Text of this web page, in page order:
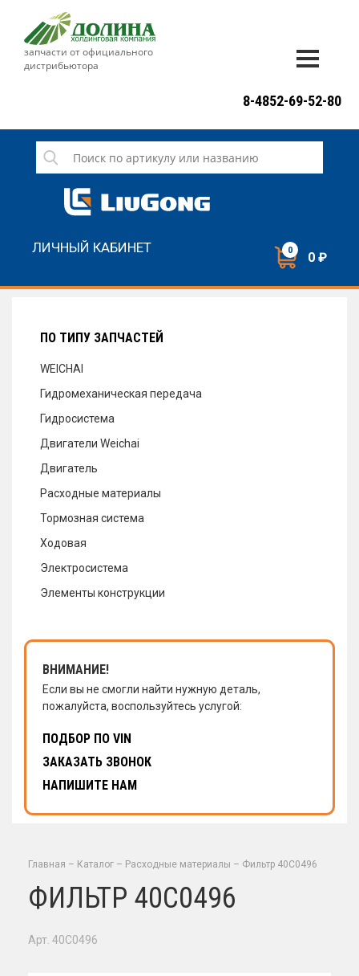
запчасти от официального
дистрибьютора
СЕРВИС
НОВОСТИ
8-4852-69-52-80
ЛИЧНЫЙ КАБИНЕТ 0 0 ₽
ПО ТИПУ ЗАПЧАСТЕЙ
WEICHAI
Гидромеханическая передача
Гидросистема
Двигатели Weichai
Двигатель
Расходные материалы
Тормозная система
Ходовая
Электросистема
Элементы конструкции
ВНИМАНИЕ!
Если вы не смогли найти нужную деталь,
пожалуйста, воспользуйтесь услугой:
ПОДБОР ПО VIN
ЗАКАЗАТЬ ЗВОНОК
НАПИШИТЕ НАМ
Главная – Каталог – Расходные материалы – Фильтр 40C0496
ФИЛЬТР 40C0496
Арт. 40C0496